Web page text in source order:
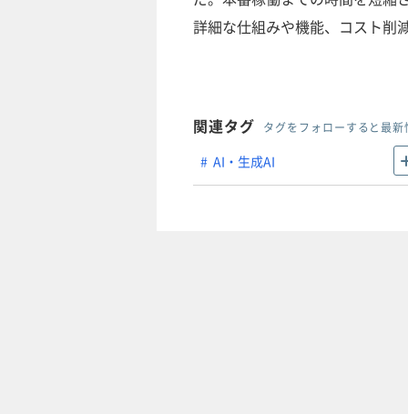
詳細な仕組みや機能、コスト削
関連タグ タグをフォローすると最
AI・生成AI